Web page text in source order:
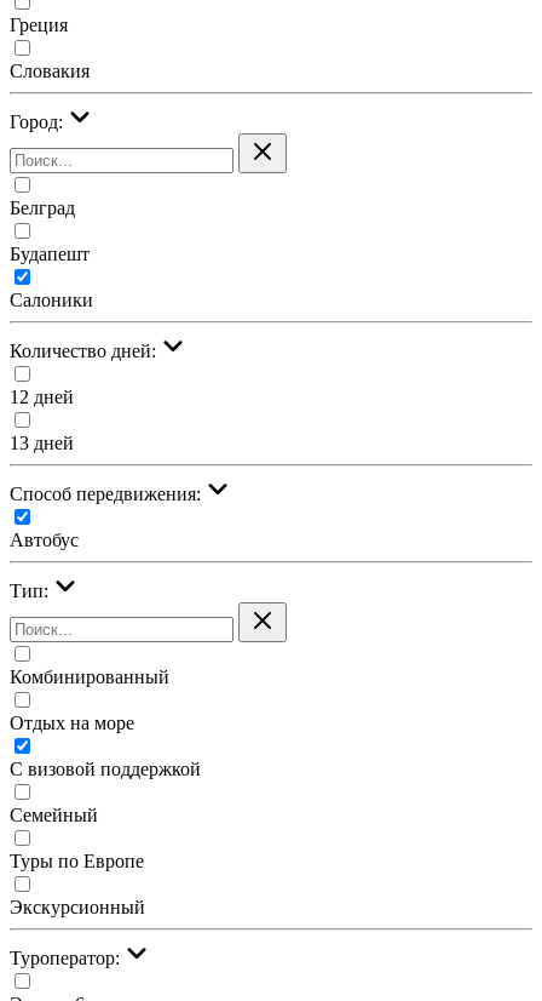
Греция
Словакия
Город:
Белград
Будапешт
Салоники
Количество дней:
12 дней
13 дней
Cпособ передвижения:
Автобус
Тип:
Комбинированный
Отдых на море
С визовой поддержкой
Семейный
Туры по Европе
Экскурсионный
Туроператор: